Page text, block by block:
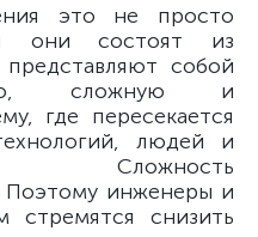
это не просто
они состоят из
собой
сложную и
где пересекается
людей и
Поэтому инженеры и
стремятся снизить